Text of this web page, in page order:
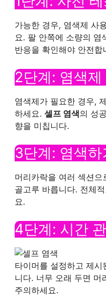
가능한 경우, 염색제 사
요. 팔 안쪽에 소량의 염
반응을 확인해야 안전합
2단계: 염색제
염색제가 필요한 경우,
하세요. 셀프 염색의 성
향을 미칩니다.
3단계: 염색하
머리카락을 여러 섹션
골고루 바릅니다. 전체
요.
4단계: 시간
타이머를 설정하고 제
니다. 너무 오래 두면 머
주의하세요.